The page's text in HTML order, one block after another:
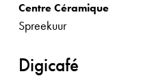
Centre Céramique
Spreekuur
Digicafé